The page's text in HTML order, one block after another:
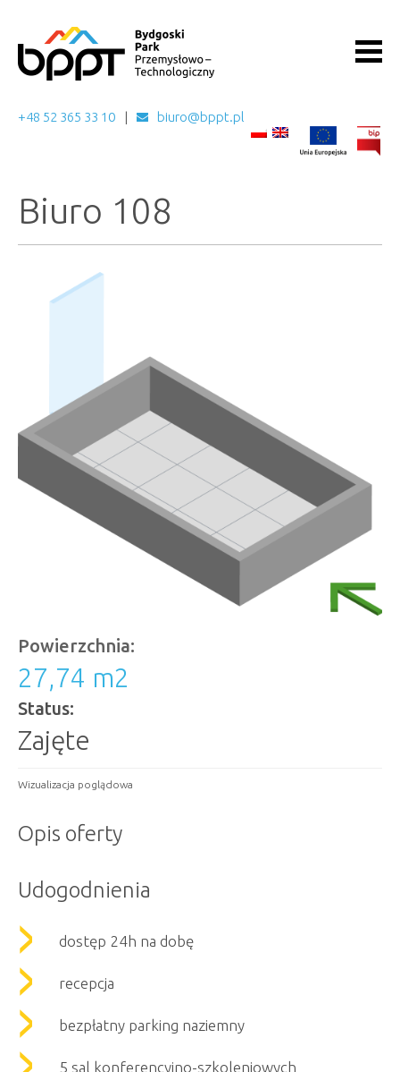
+48 52 365 33 10 biuro@bppt.pl
Biuro 108
Powierzchnia:
27,74 m2
Status:
Zajęte
Wizualizacja poglądowa
Opis oferty
Udogodnienia
dostęp 24h na dobę
recepcja
bezpłatny parking naziemny
5 sal konferencyjno-szkoleniowych